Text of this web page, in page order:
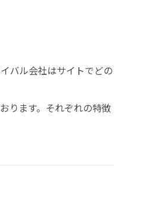
バル会社はサイトでどの
ります。それぞれの特徴